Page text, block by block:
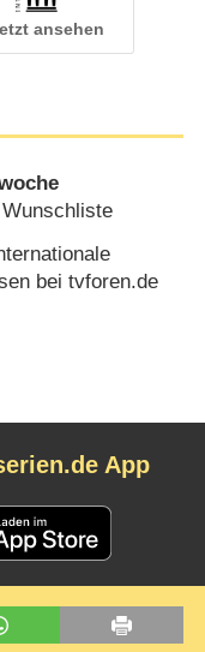
ansehen
bei tvforen.de
App